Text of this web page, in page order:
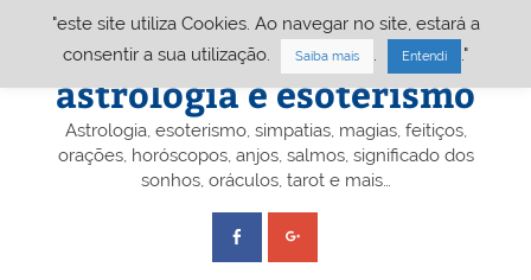
Portal A&E – Portal
astrologia e esoterismo
Astrologia, esoterismo, simpatias, magias, feitiços,
orações, horóscopos, anjos, salmos, significado dos
sonhos, oráculos, tarot e mais…
"este site utiliza Cookies. Ao navegar no site, estará a
consentir a sua utilização.
Saiba mais Entendi ."